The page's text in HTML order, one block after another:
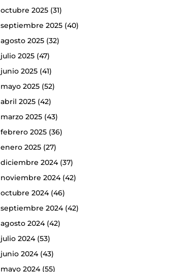
octubre 2025(31)
septiembre 2025(40)
agosto 2025(32)
julio 2025(47)
junio 2025(41)
mayo 2025(52)
abril 2025(42)
marzo 2025(43)
febrero 2025(36)
enero 2025(27)
diciembre 2024(37)
noviembre 2024(42)
octubre 2024(46)
septiembre 2024(42)
agosto 2024(42)
julio 2024(53)
junio 2024(43)
mayo 2024(55)